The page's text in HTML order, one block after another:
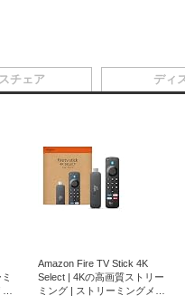
Amazon Fire TV Stick 4K
Select | 4Kの高画質ストリー
ミング | ストリーミングメデ
チェア ディ